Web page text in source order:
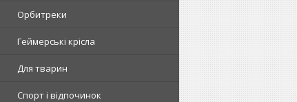
Орбитреки
Геймерські крісла
Для тварин
Спорт і відпочинок